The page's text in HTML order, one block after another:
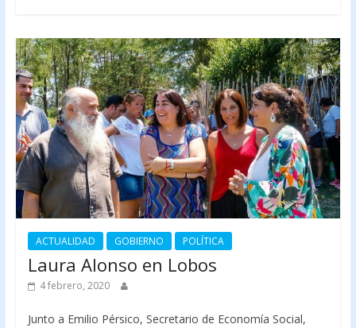
ACTUALIDAD GOBIERNO POLÍTICA
Laura Alonso en Lobos
4 febrero, 2020
Junto a Emilio Pérsico, Secretario de Economía Social,